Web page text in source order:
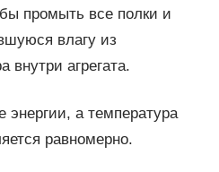
промыть все полки и
влагу из
внутри агрегата.
а температура
равномерно.